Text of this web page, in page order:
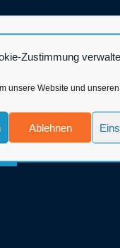
Zustimmung
unsere Website und
Ablehnen